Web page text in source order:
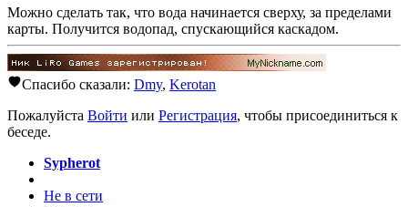
Можно сделать так, что вода начинается сверху, за пределами
карты. Получится водопад, спускающийся каскадом.
Спасибо сказали: Dmy, Kerotan
Пожалуйста Войти или Регистрация, чтобы присоединиться к
беседе.
Sypherot
Не в сети